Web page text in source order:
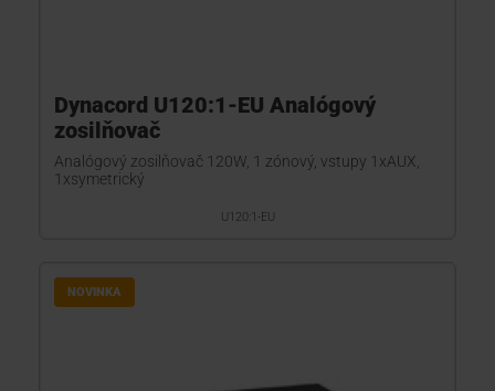
Dynacord U120:1-EU Analógový
zosilňovač
Analógový zosilňovač 120W, 1 zónový, vstupy 1xAUX,
1xsymetrický
U120:1-EU
NOVINKA